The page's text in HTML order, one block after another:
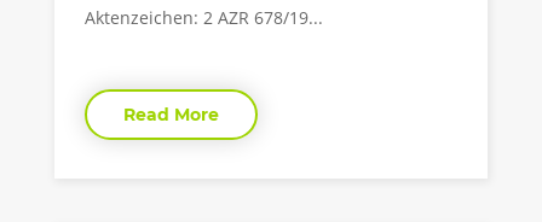
Aktenzeichen: 2 AZR 678/19...
Read More